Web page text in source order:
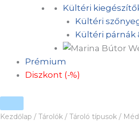
Kültéri
Kültéri
Kültéri párnák
Prémium
Diszkont (-%)
Kezdőlap / Tárolók / Tároló típusok /
Saulo